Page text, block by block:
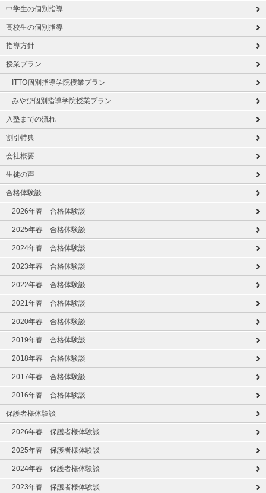
中学生の個別指導
高校生の個別指導
指導方針
授業プラン
ITTO個別指導学院授業プラン
みやび個別指導学院授業プラン
入塾までの流れ
割引特典
会社概要
生徒の声
合格体験談
2026年春 合格体験談
2025年春 合格体験談
2024年春 合格体験談
2023年春 合格体験談
2022年春 合格体験談
2021年春 合格体験談
2020年春 合格体験談
2019年春 合格体験談
2018年春 合格体験談
2017年春 合格体験談
2016年春 合格体験談
保護者様体験談
2026年春 保護者様体験談
2025年春 保護者様体験談
2024年春 保護者様体験談
2023年春 保護者様体験談